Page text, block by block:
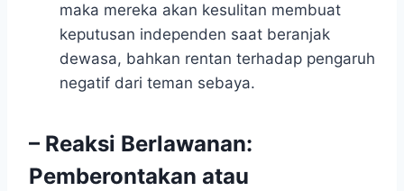
maka mereka akan kesulitan membuat
keputusan independen saat beranjak
dewasa, bahkan rentan terhadap pengaruh
negatif dari teman sebaya.
– Reaksi Berlawanan:
Pemberontakan atau